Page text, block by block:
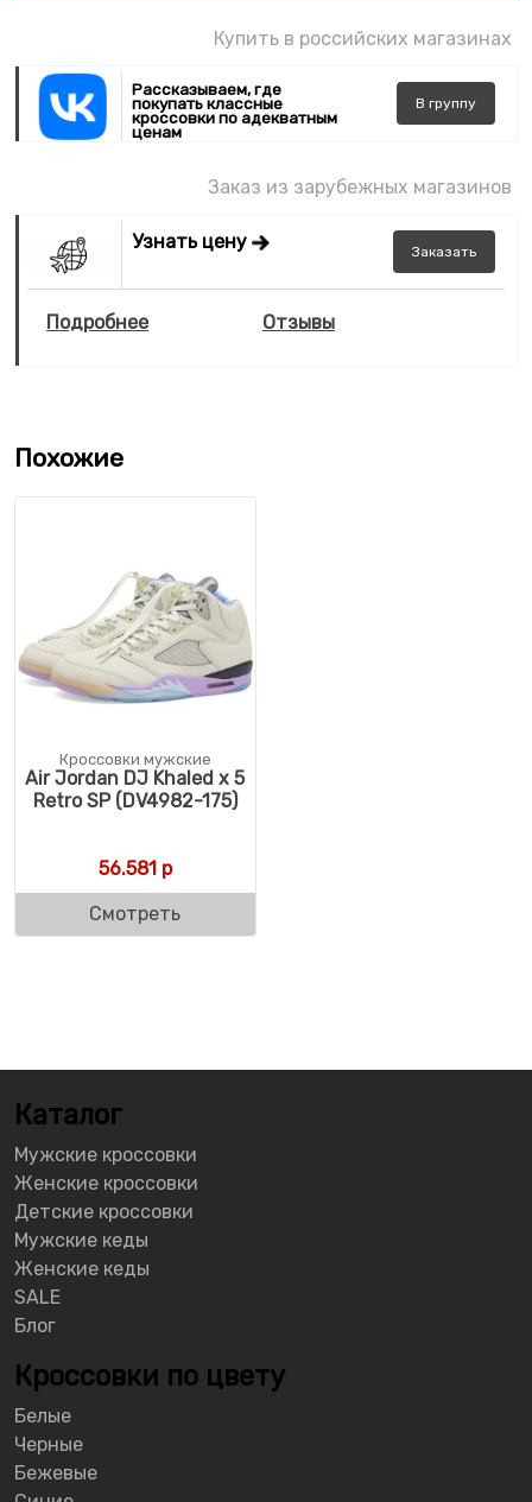
Купить в российских магазинах
Рассказываем, где
покупать классные
кроссовки по адекватным
ценам
В группу
Заказ из зарубежных магазинов
Узнать цену Заказать
Подробнее Отзывы
Похожие
Кроссовки мужские
Air Jordan DJ Khaled x 5
Retro SP (DV4982-175)
56.581р
Смотреть
Каталог
Мужские кроссовки
Женские кроссовки
Детские кроссовки
Мужские кеды
Женские кеды
SALE
Блог
Кроссовки по цвету
Белые
Черные
Бежевые